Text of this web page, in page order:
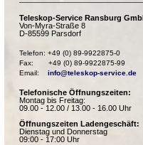
Teleskop-Service Ransburg
Von-Myra-Straße 8
D-85599 Parsdorf
Telefon: +49 (0) 89-9922875-0
Fax:       +49 (0) 89-9922875-99
Email: info@teleskop-service.de
Telefonische Öffnungszeiten:
Montag bis Freitag:
09.00 - 12.00 / 13.00 - 16.00 Uhr
Öffnungszeiten Ladengeschäft:
Dienstag und Donnerstag
09:00 - 17:00 Uhr